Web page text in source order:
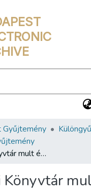
Gyűjtemény
A Fővárosi Könyvtár mult éve
Könyvtár